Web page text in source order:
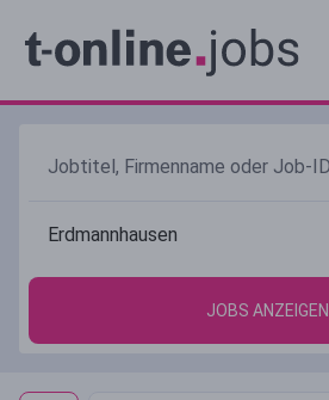
JOBS ANZEIGEN